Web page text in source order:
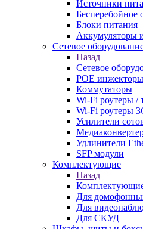
Источники
Бесперебойное
Блоки питания
Аккумуляторы
Сетевое
Назад
Сетевое
POE
Коммутаторы
Wi-Fi роутеры /
Wi-Fi роутеры
Усилители
Удлинители
SFP модули
Комплектующие
Назад
Для
Для
Для СКУД